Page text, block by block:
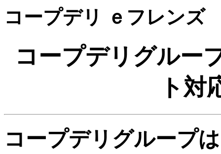
コープデリ ｅフレンズ
コープデリグルー
ト対
コープデリグループ